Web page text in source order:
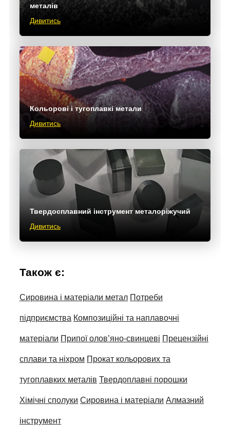
металів
Дивитись
Кольорові і тугоплавкі метали
Дивитись
Твердосплавний інструмент металоріжучий
Дивитись
Також є:
Сировина і матеріали метал Потреби
підприємства Композиційні та наплавочні
матеріали Припої олов’яно-свинцеві Прецензійні
сплави та ніхром Прокат кольорових та
тугоплавких металів Твердоплавні порошки
Хімічні сполуки Сировина і матеріали Алмазний
інструмент